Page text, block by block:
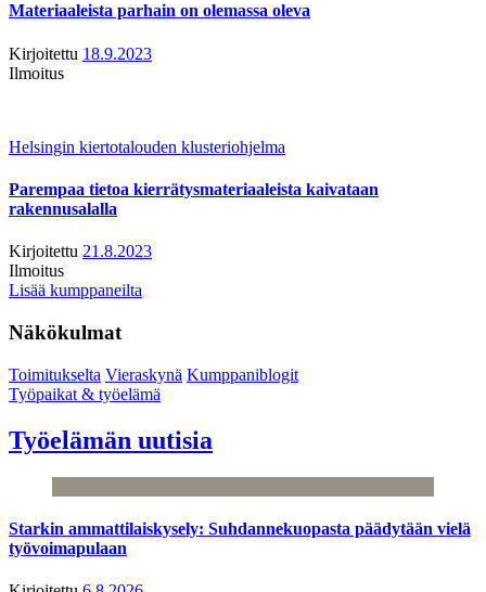
Materiaaleista parhain on olemassa oleva
Kirjoitettu 18.9.2023
Ilmoitus
Helsingin kiertotalouden klusteriohjelma
Parempaa tietoa kierrätysmateriaaleista kaivataan
rakennusalalla
Kirjoitettu 21.8.2023
Ilmoitus
Lisää kumppaneilta
Näkökulmat
Toimitukselta Vieraskynä Kumppaniblogit
Työpaikat & työelämä
Työelämän uutisia
Starkin ammattilaiskysely: Suhdannekuopasta päädytään vielä
työvoimapulaan